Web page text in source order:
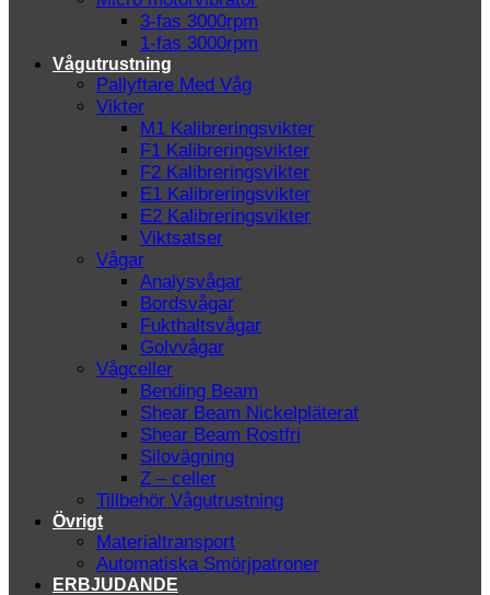
3-fas 3000rpm
1-fas 3000rpm
Vågutrustning
Pallyftare Med Våg
Vikter
M1 Kalibreringsvikter
F1 Kalibreringsvikter
F2 Kalibreringsvikter
E1 Kalibreringsvikter
E2 Kalibreringsvikter
Viktsatser
Vågar
Analysvågar
Bordsvågar
Fukthaltsvågar
Golvvågar
Vågceller
Bending Beam
Shear Beam Nickelpläterat
Shear Beam Rostfri
Silovägning
Z – celler
Tillbehör Vågutrustning
Övrigt
Materialtransport
Automatiska Smörjpatroner
ERBJUDANDE